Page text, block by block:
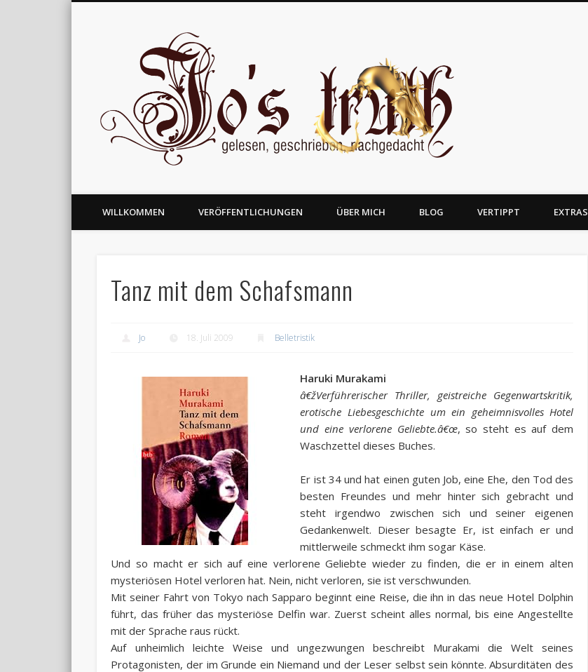
gelesen, geschrieben und nachgedacht
WILLKOMMEN VERÖFFENTLICHUNGEN ÜBER MICH BLOG VERTIPPT EXTRAS
Tanz mit dem Schafsmann
Jo 18. Juli 2009 Belletristik
Haruki Murakami
â€žVerführerischer Thriller, geistreiche Gegenwartskritik,
erotische Liebesgeschichte um ein geheimnisvolles Hotel
und eine verlorene Geliebte.â€œ, so steht es auf dem
Waschzettel dieses Buches.
Er ist 34 und hat einen guten Job, eine Ehe, den Tod des
besten Freundes und mehr hinter sich gebracht und
steht irgendwo zwischen sich und seiner eigenen
Gedankenwelt. Dieser besagte Er, ist einfach er und
mittlerweile schmeckt ihm sogar Käse.
Und so macht er sich auf eine verlorene Geliebte wieder zu finden, die er in einem alten
mysteriösen Hotel verloren hat. Nein, nicht verloren, sie ist verschwunden.
Mit seiner Fahrt von Tokyo nach Sapparo beginnt eine Reise, die ihn in das neue Hotel Dolphin
führt, das früher das mysteriöse Delfin war. Zuerst scheint alles normal, bis eine Angestellte
mit der Sprache raus rückt.
Auf unheimlich leichte Weise und ungezwungen beschreibt Murakami die Welt seines
Protagonisten, der im Grunde ein Niemand und der Leser selbst sein könnte. Absurditäten des